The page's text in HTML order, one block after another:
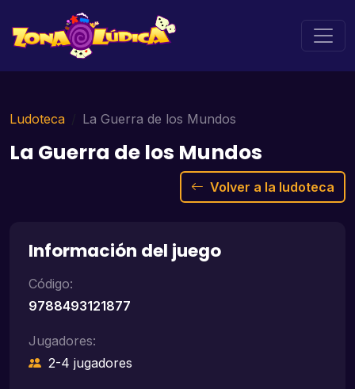
Ludoteca La Guerra de los Mundos
La Guerra de los Mundos
Volver a la ludoteca
Información del juego
Código:
9788493121877
Jugadores:
2-4 jugadores